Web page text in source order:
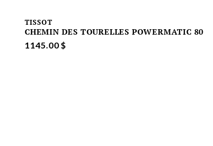
TISSOT
CHEMIN DES TOURELLES POWERMATIC 80
1145.00 $